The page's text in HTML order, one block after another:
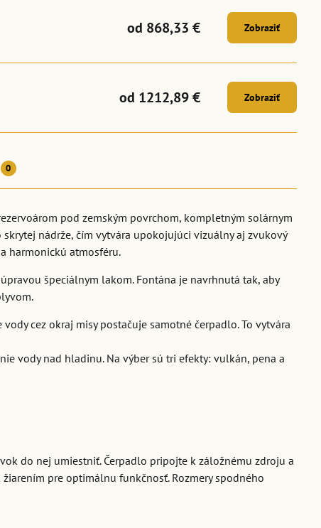
0
pod zemským povrchom, kompletným solárnym
nádrže, čím vytvára upokojujúci vizuálny aj zvukový
harmonickú atmosféru.
špeciálnym lakom. Fontána je navrhnutá tak, aby
cez okraj misy postačuje samotné čerpadlo. To vytvára
vody nad hladinu. Na výber sú tri efekty: vulkán, pena a
do nej umiestniť. Čerpadlo pripojte k záložnému zdroju a
pre optimálnu funkčnosť. Rozmery spodného
od 868,33 € Zobraziť
od 1212,89 € Zobraziť